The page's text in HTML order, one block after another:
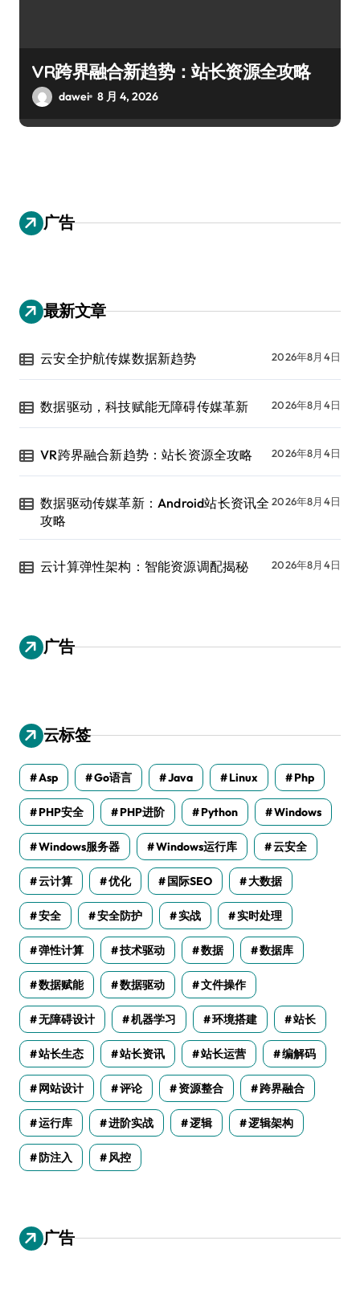
VR跨界融合新趋势：站长资源全攻略
dawei 8 月 4, 2026
广告
最新文章
云安全护航传媒数据新趋势 2026年8月4日
数据驱动，科技赋能无障碍传媒革新 2026年8月4日
VR跨界融合新趋势：站长资源全攻略 2026年8月4日
数据驱动传媒革新：Android站长资讯全
攻略
2026年8月4日
云计算弹性架构：智能资源调配揭秘 2026年8月4日
广告
云标签
Asp Go语言 Java Linux Php
PHP安全 PHP进阶 Python Windows
Windows服务器 Windows运行库 云安全
云计算 优化 国际SEO 大数据
安全 安全防护 实战 实时处理
弹性计算 技术驱动 数据 数据库
数据赋能 数据驱动 文件操作
无障碍设计 机器学习 环境搭建 站长
站长生态 站长资讯 站长运营 编解码
网站设计 评论 资源整合 跨界融合
运行库 进阶实战 逻辑 逻辑架构
防注入 风控
广告